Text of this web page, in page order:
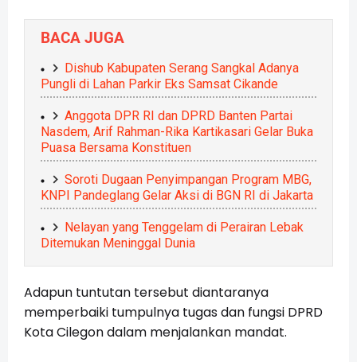
BACA JUGA
Dishub Kabupaten Serang Sangkal Adanya
Pungli di Lahan Parkir Eks Samsat Cikande
Anggota DPR RI dan DPRD Banten Partai
Nasdem, Arif Rahman-Rika Kartikasari Gelar Buka
Puasa Bersama Konstituen
Soroti Dugaan Penyimpangan Program MBG,
KNPI Pandeglang Gelar Aksi di BGN RI di Jakarta
Nelayan yang Tenggelam di Perairan Lebak
Ditemukan Meninggal Dunia
Adapun tuntutan tersebut diantaranya
memperbaiki tumpulnya tugas dan fungsi DPRD
Kota Cilegon dalam menjalankan mandat.